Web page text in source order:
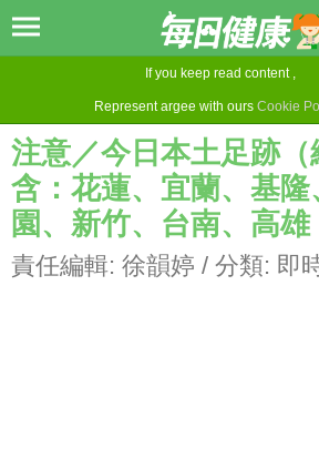
If you keep read content ,
Represent argee with ours Cookie
注意／今日本土足跡
含：花蓮、宜蘭、基
園、新竹、台南、高雄
責任編輯: 徐韻婷 / 分類: 即